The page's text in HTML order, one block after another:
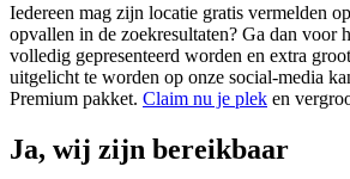
Iedereen mag zijn locatie gratis vermelden
opvallen in de zoekresultaten? Ga dan voor
volledig gepresenteerd worden en extra
uitgelicht te worden op onze social-media
Premium pakket. Claim nu je plek en
Ja, wij zijn bereikbaar